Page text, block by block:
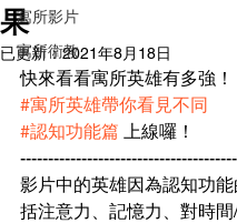
寓所影片
寓所衛教
果
已更新：2021年8月18日
快來看看寓所英雄有多強！
#寓所英雄帶你看見不同
#認知功能篇 上線囉！
---------------------------------------
影片中的英雄因為認知功
括注意力、記憶力、對時